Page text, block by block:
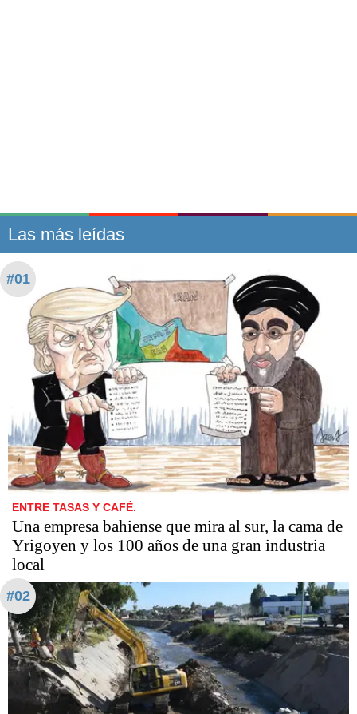
Las más leídas
#01
ENTRE TASAS Y CAFÉ.
Una empresa bahiense que mira al sur, la cama de
Yrigoyen y los 100 años de una gran industria
local
#02